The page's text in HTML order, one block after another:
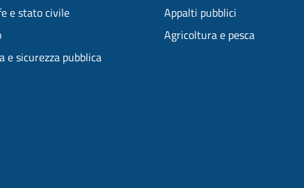
e stato civile
e sicurezza pubblica
Appalti pubblici
Agricoltura e pesca